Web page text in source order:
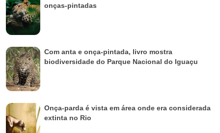
onças-pintadas
Com anta e onça-pintada, livro mostra
biodiversidade do Parque Nacional do Iguaçu
Onça-parda é vista em área onde era considerada
extinta no Rio